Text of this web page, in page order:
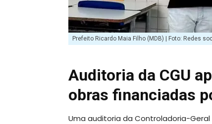
Prefeito Ricardo Maia Filho (MDB) | Foto: Redes
Auditoria da CGU
obras financiadas
Uma auditoria da Controladoria-